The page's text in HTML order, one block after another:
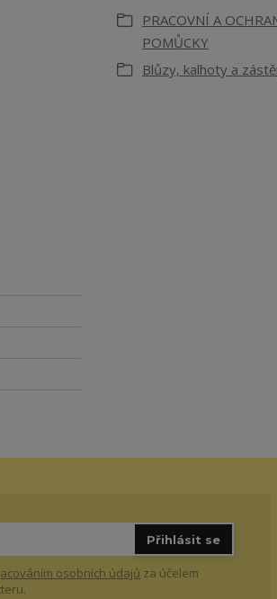
PRACOVNÍ A
POMŮCKY
Blůzy, kalhoty a
Přihlásit se
osobních údajů za účelem